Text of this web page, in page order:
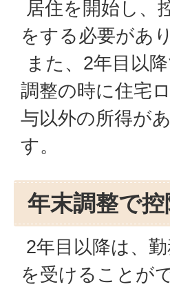
居住を開始し、
をする必要があ
また、2年目以
調整の時に住宅
与以外の所得が
す。
年末調整で
2年目以降は、
を受けることが